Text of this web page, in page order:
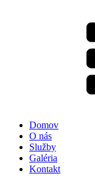
Domov
O nás
Služby
Galéria
Kontakt